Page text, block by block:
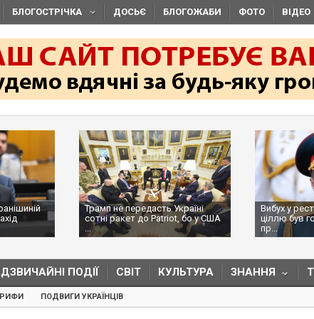
БЛОГОСТРІЧКА ДОСЬЄ БЛОГОЖАБИ ФОТО ВІДЕО
Трамп не передасть Україні
сотні ракет до Patriot, бо у США
...
Вибух у
ціллю був
пр...
ПОДІЇ СВІТ КУЛЬТУРА ЗНАННЯ
ПОДВИГИ УКРАЇНЦІВ